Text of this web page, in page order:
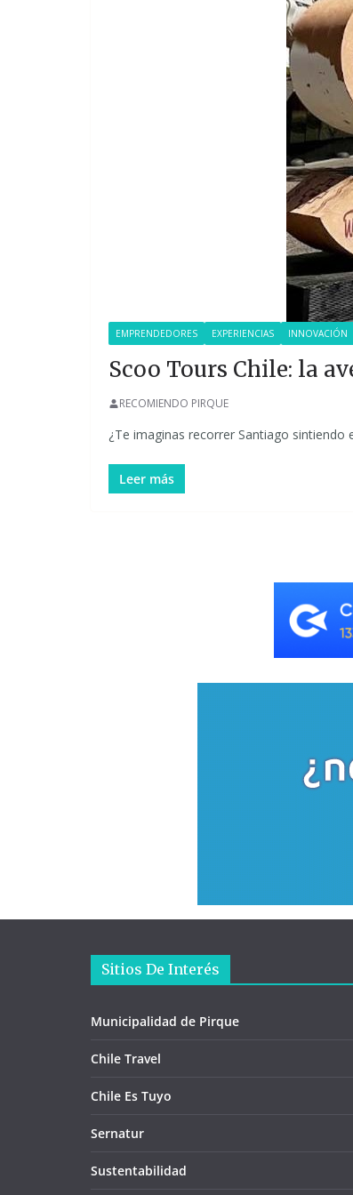
EMPRENDEDORES EXPERIENCIAS INNOVACIÓN
Scoo Tours Chile: la
RECOMIENDO PIRQUE
¿Te imaginas recorrer Santiago
Leer más
Sitios De Interés
Municipalidad de Pirque
Chile Travel
Chile Es Tuyo
Sernatur
Sustentabilidad